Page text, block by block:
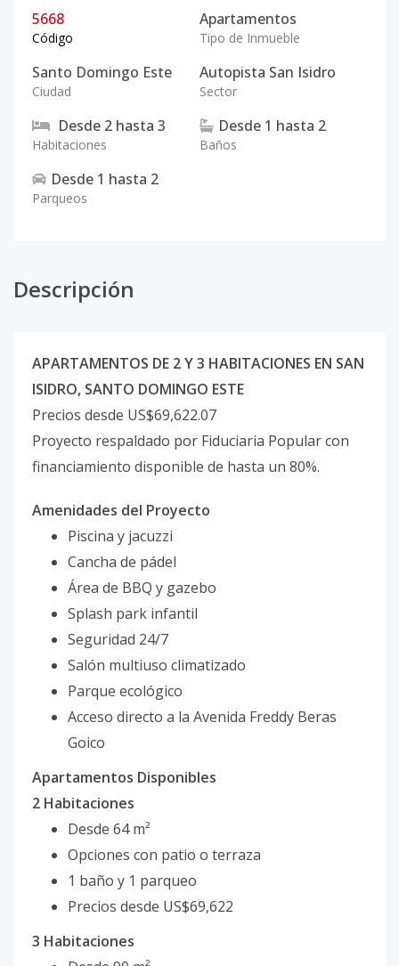
5668
Código
Apartamentos
Tipo de Inmueble
Santo Domingo Este
Ciudad
Autopista San Isidro
Sector
Desde 2 hasta 3
Habitaciones
Desde 1 hasta 2
Baños
Desde 1 hasta 2
Parqueos
Descripción
APARTAMENTOS DE 2 Y 3 HABITACIONES EN SAN
ISIDRO, SANTO DOMINGO ESTE
Precios desde US$69,622.07
Proyecto respaldado por Fiduciaria Popular con
financiamiento disponible de hasta un 80%.
Amenidades del Proyecto
Piscina y jacuzzi
Cancha de pádel
Área de BBQ y gazebo
Splash park infantil
Seguridad 24/7
Salón multiuso climatizado
Parque ecológico
Acceso directo a la Avenida Freddy Beras
Goico
Apartamentos Disponibles
2 Habitaciones
Desde 64 m²
Opciones con patio o terraza
1 baño y 1 parqueo
Precios desde US$69,622
3 Habitaciones